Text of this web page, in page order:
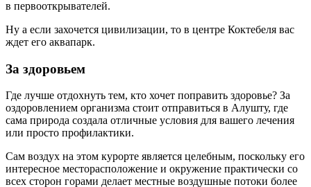
в первооткрывателей.
Ну а если захочется цивилизации, то в центре Коктебеля вас
ждет его аквапарк.
За здоровьем
Где лучше отдохнуть тем, кто хочет поправить здоровье? За
оздоровлением организма стоит отправиться в Алушту, где
сама природа создала отличные условия для вашего лечения
или просто профилактики.
Сам воздух на этом курорте является целебным, поскольку его
интересное месторасположение и окружение практически со
всех сторон горами делает местные воздушные потоки более